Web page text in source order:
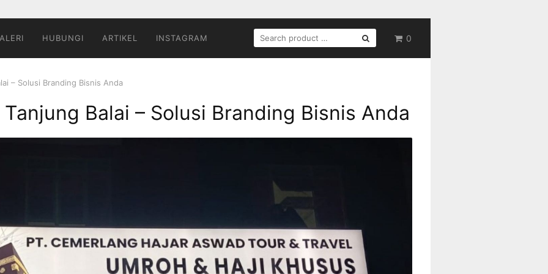
0
HUBUNGI ARTIKEL INSTAGRAM
SEARCH
FOR:
– Solusi Branding Bisnis Anda
Balai – Solusi Branding Bisnis Anda